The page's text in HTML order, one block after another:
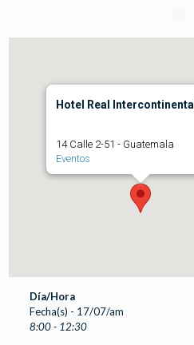
Hotel Real Intercontinental
14 Calle 2-51 - Guatemala
Eventos
Día/Hora
Fecha(s) - 17/07/am
8:00 - 12:30